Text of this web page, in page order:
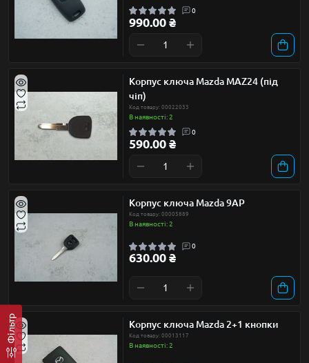
Фільтр
0
990.00 ₴
Корпус ключа Mazda MAZ24 (під
чіп)
Код товару: 00022033
В наявності: 2
0
590.00 ₴
Корпус ключа Mazda 9AP
Код товару: 00005889
В наявності: 2
0
630.00 ₴
Корпус ключа Mazda 2+1 кнопки
Код товару: 00013117
В наявності: 2